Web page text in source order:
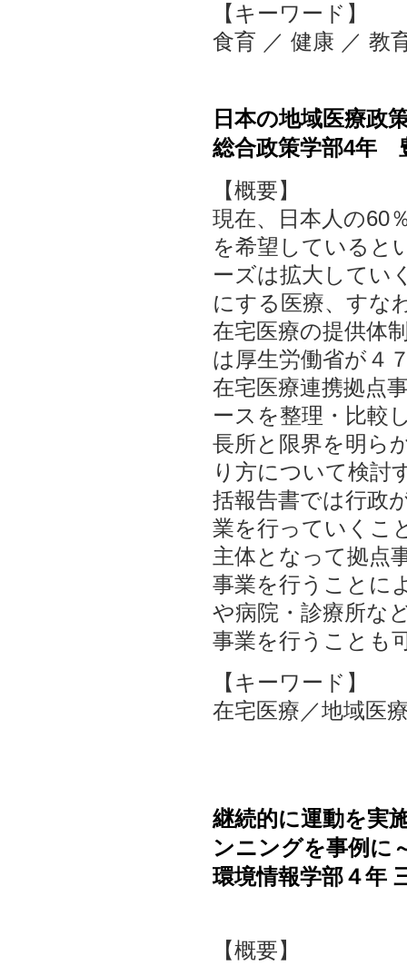
【キーワード】
食育 ／ 健康 ／ 教
日本の地域医療政
総合政策学部4年
【概要】
現在、日本人の60
を希望していると
ーズは拡大してい
にする医療、すな
在宅医療の提供体
は厚生労働省が４
在宅医療連携拠点
ースを整理・比較
長所と限界を明ら
り方について検討
括報告書では行政
業を行っていくこ
主体となって拠点
事業を行うことに
や病院・診療所な
事業を行うことも
【キーワード】
在宅医療／地域医
継続的に運動を実
ンニングを事例に
環境情報学部４年
【概要】